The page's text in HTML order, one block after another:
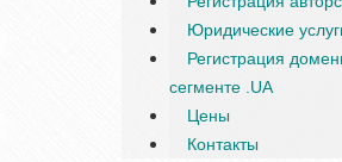
Юридические
Регистрация
сегменте .UA
Цены
Контакты